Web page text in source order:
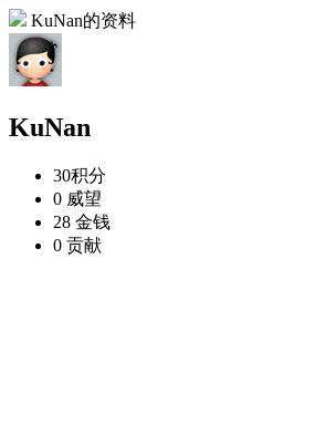
KuNan的资料
KuNan
30积分
0 威望
28 金钱
0 贡献